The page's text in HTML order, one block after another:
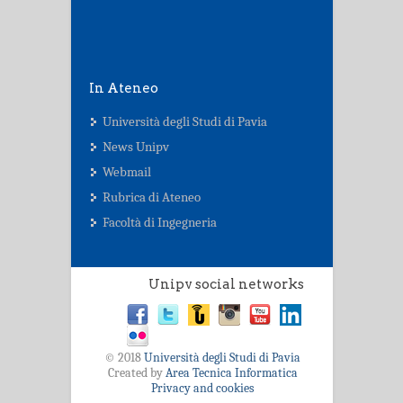
In Ateneo
Università degli Studi di Pavia
News Unipv
Webmail
Rubrica di Ateneo
Facoltà di Ingegneria
Unipv social networks
© 2018Università degli Studi di Pavia
Created byArea Tecnica Informatica
Privacy and cookies